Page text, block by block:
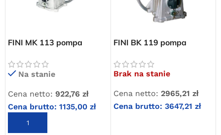
FINI MK 113 pompa
+ olej
Na stanie
Cena netto: 922,76 zł
Cena brutto: 1135,00 zł
DODAJ DO KOSZYKA
FINI BK 119 pompa
Brak na stanie
Cena netto: 2965,21 zł
Cena brutto: 3647,21 zł
Darmowa dostawa
internetowym o wartości minimum 80,00 zł brutto.
Przejdź do sklepu